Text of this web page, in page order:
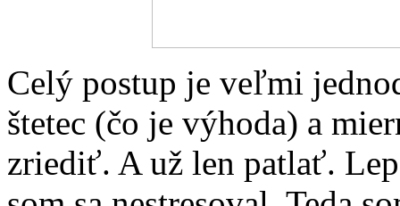
Celý postup je veľmi
štetec (čo je výhoda) a
zriediť. A už len patlať.